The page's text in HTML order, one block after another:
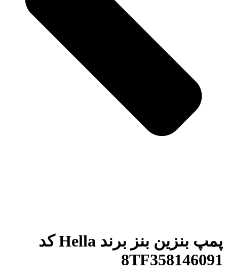
پمپ بنزین بنز برند Hella کد
8TF358146091